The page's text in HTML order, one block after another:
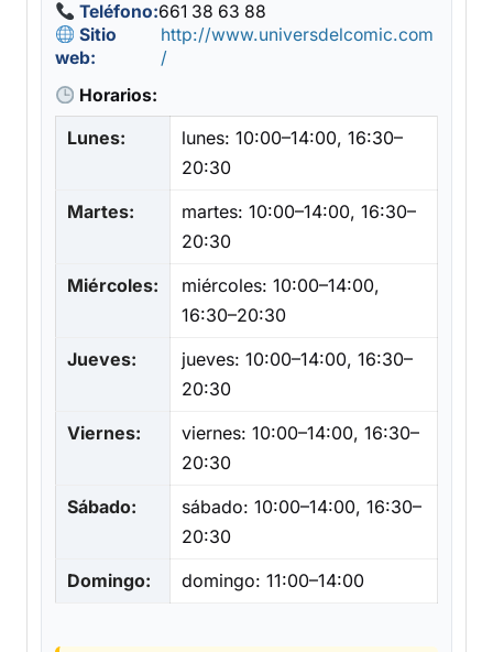
Teléfono:661 38 63 88
Sitio
web:
http://www.universdelcomic.com
/
Horarios:
Lunes:
lunes: 10:00–14:00, 16:30–
20:30
Martes:
martes: 10:00–14:00, 16:30–
20:30
Miércoles:
miércoles: 10:00–14:00,
16:30–20:30
Jueves:
jueves: 10:00–14:00, 16:30–
20:30
Viernes:
viernes: 10:00–14:00, 16:30–
20:30
Sábado:
sábado: 10:00–14:00, 16:30–
20:30
Domingo:
domingo: 11:00–14:00